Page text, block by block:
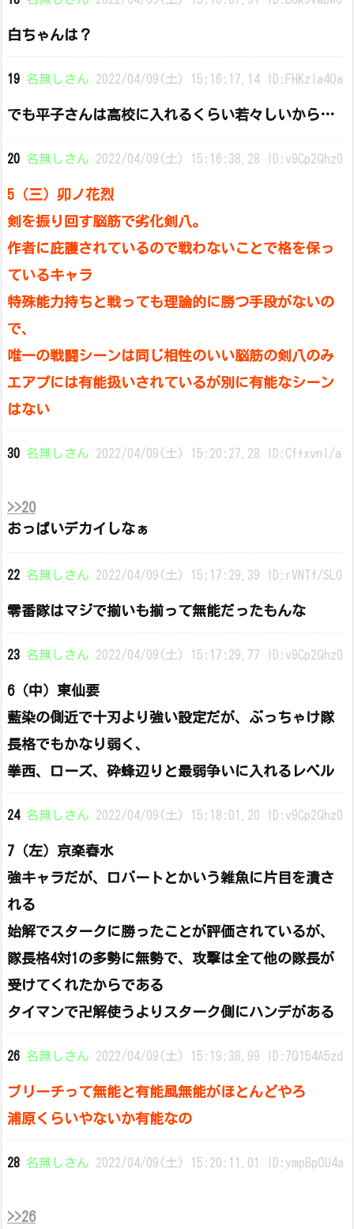
白ちゃんは？
19 名無しさん 2022/04/09(土) 15:16:17.14 ID:FHKzIa4Oa
でも平子さんは高校に入れるくらい若々しいから…
20 名無しさん 2022/04/09(土) 15:16:38.28 ID:v9Cp2Qhz0
5（三）卯ノ花烈
剣を振り回す脳筋で劣化剣八。
作者に庇護されているので戦わないことで格を保っ
ているキャラ
特殊能力持ちと戦っても理論的に勝つ手段がないの
で、
唯一の戦闘シーンは同じ相性のいい脳筋の剣八のみ
エアプには有能扱いされているが別に有能なシーン
はない
30 名無しさん 2022/04/09(土) 15:20:27.28 ID:Cf+xvnI/a
>>20
おっぱいデカイしなぁ
22 名無しさん 2022/04/09(土) 15:17:29.39 ID:rVNTf/SL0
零番隊はマジで揃いも揃って無能だったもんな
23 名無しさん 2022/04/09(土) 15:17:29.77 ID:v9Cp2Qhz0
6（中）東仙要
藍染の側近で十刃より強い設定だが、ぶっちゃけ隊
長格でもかなり弱く、
拳西、ローズ、砕蜂辺りと最弱争いに入れるレベル
24 名無しさん 2022/04/09(土) 15:18:01.20 ID:v9Cp2Qhz0
7（左）京楽春水
強キャラだが、ロバートとかいう雑魚に片目を潰さ
れる
始解でスタークに勝ったことが評価されているが、
隊長格4対1の多勢に無勢で、攻撃は全て他の隊長が
受けてくれたからである
タイマンで卍解使うよりスターク側にハンデがある
26 名無しさん 2022/04/09(土) 15:19:38.99 ID:7Q154A5zd
ブリーチって無能と有能風無能がほとんどやろ
浦原くらいやないか有能なの
28 名無しさん 2022/04/09(土) 15:20:11.01 ID:ympBpOU4a
>>26